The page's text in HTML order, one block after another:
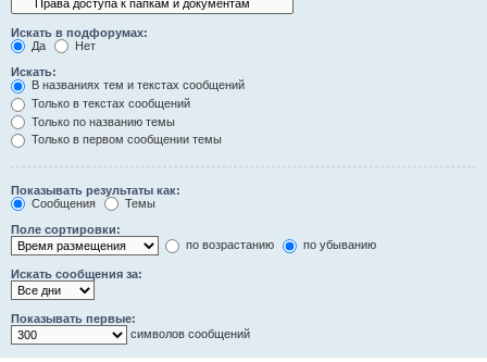
Искать в подфорумах:
Да
Нет
Искать:
В названиях тем и текстах сообщений
Только в текстах сообщений
Только по названию темы
Только в первом сообщении темы
Показывать результаты как:
Сообщения
Темы
Поле сортировки:
по возрастанию
по убыванию
Искать сообщения за:
Показывать первые:
символов сообщений